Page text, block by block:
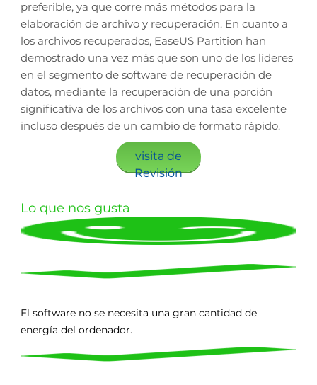
preferible, ya que corre más métodos para la
elaboración de archivo y recuperación. En cuanto a
los archivos recuperados, EaseUS Partition han
demostrado una vez más que son uno de los líderes
en el segmento de software de recuperación de
datos, mediante la recuperación de una porción
significativa de los archivos con una tasa excelente
incluso después de un cambio de formato rápido.
visita de
Revisión
Lo que nos gusta
El software no se necesita una gran cantidad de
energía del ordenador.